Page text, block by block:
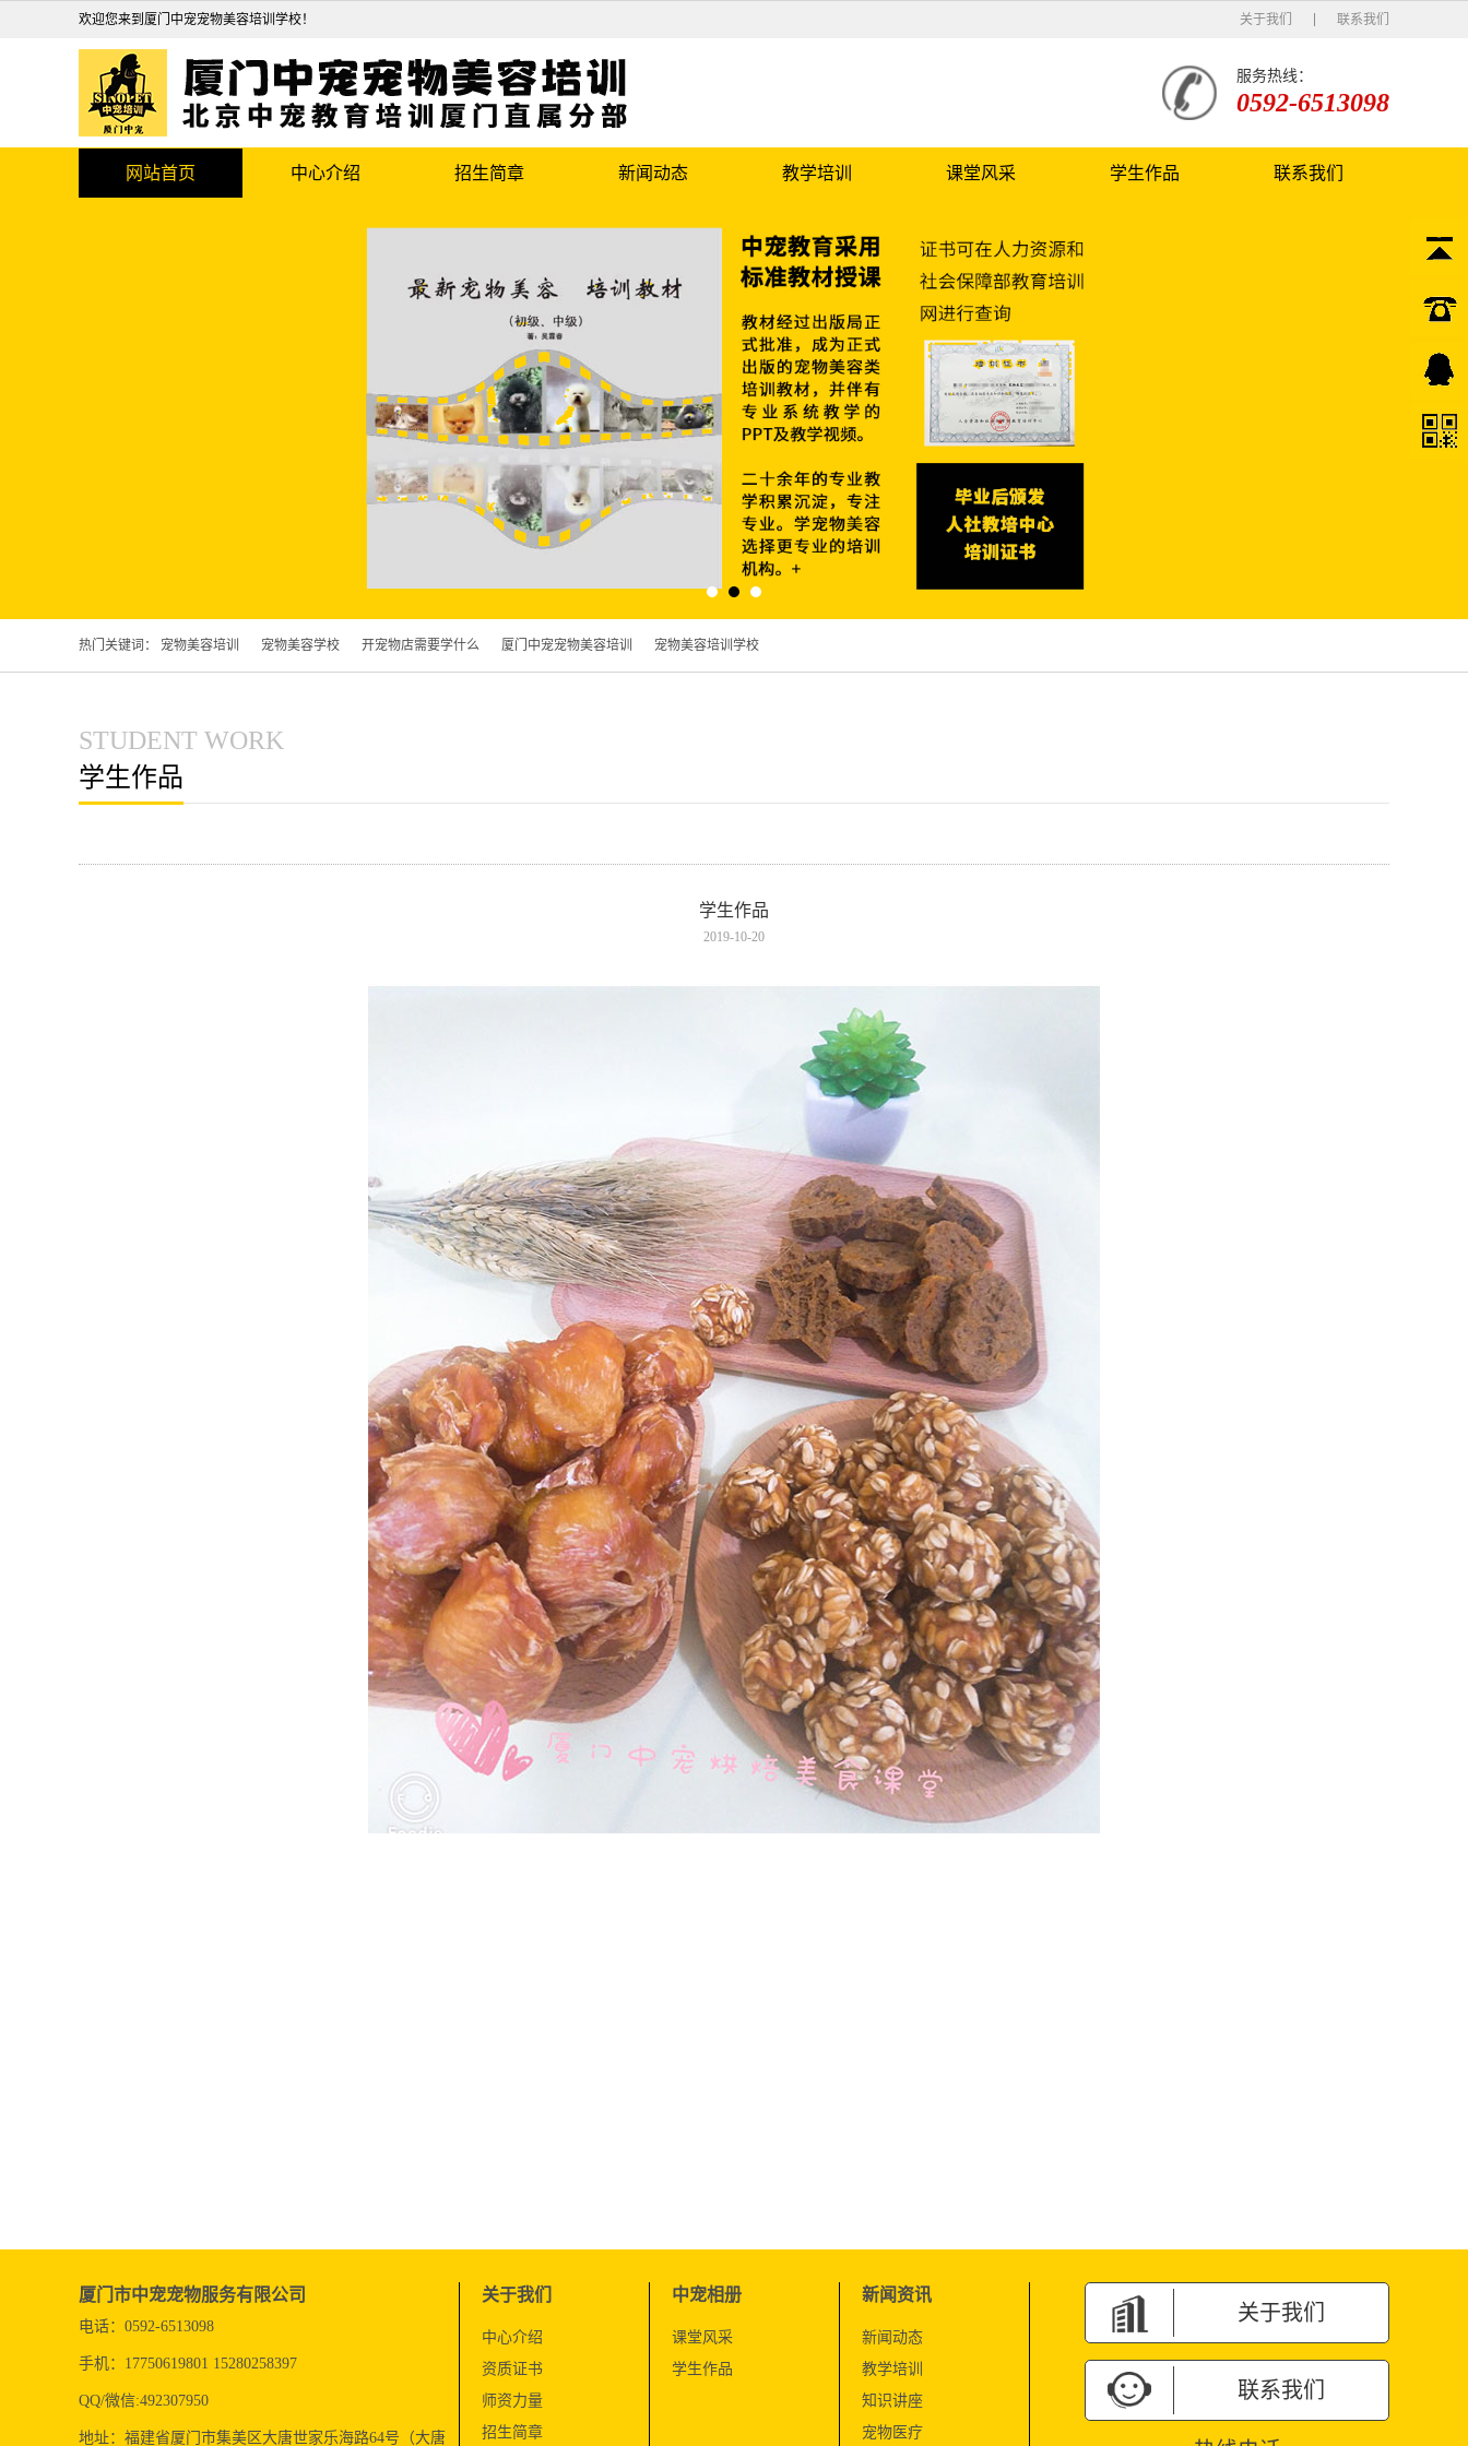
欢迎您来到厦门中宠宠物美容培训学校！ 关于我们 联系我们
服务热线：
0592-6513098
网站首页 中心介绍 招生简章 新闻动态 教学培训 课堂风采 学生作品 联系我们
热门关键词： 宠物美容培训 宠物美容学校 开宠物店需要学什么 厦门中宠宠物美容培训 宠物美容培训学校
STUDENT WORK
学生作品
学生作品
2019-10-20
厦门市中宠宠物服务有限公司
电话：0592-6513098
手机：17750619801 15280258397
QQ/微信:492307950
地址：福建省厦门市集美区大唐世家乐海路64号（大唐
关于我们
中心介绍
资质证书
师资力量
招生简章
中宠相册
课堂风采
学生作品
新闻资讯
新闻动态
教学培训
知识讲座
宠物医疗
关于我们
联系我们